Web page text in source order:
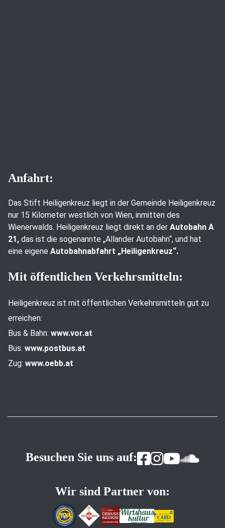
Anfahrt:
Das Stift Heiligenkreuz liegt in der Gemeinde Heiligenkreuz
nur 15 Kilometer westlich von Wien, inmitten des
Wienerwalds. Heiligenkreuz liegt direkt an der Autobahn A
21, das ist die sogenannte „Allander Autobahn“, und hat
eine eigene Autobahnabfahrt „Heiligenkreuz“.
Mit öffentlichen Verkehrsmitteln:
Heiligenkreuz ist mit öffentlichen Verkehrsmitteln gut zu
erreichen:
Bus & Bahn: www.vor.at
Bus: www.postbus.at
Zug: www.oebb.at
Besuchen Sie uns auf:
Wir sind Partner von: